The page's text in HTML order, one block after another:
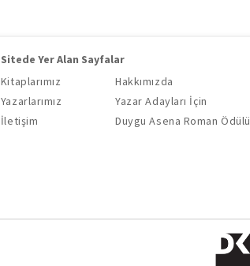
Sitede Yer Alan Sayfalar
Kitaplarımız
Hakkımızda
Yazarlarımız
Yazar Adayları İçin
İletişim
Duygu Asena Roman Ödülü